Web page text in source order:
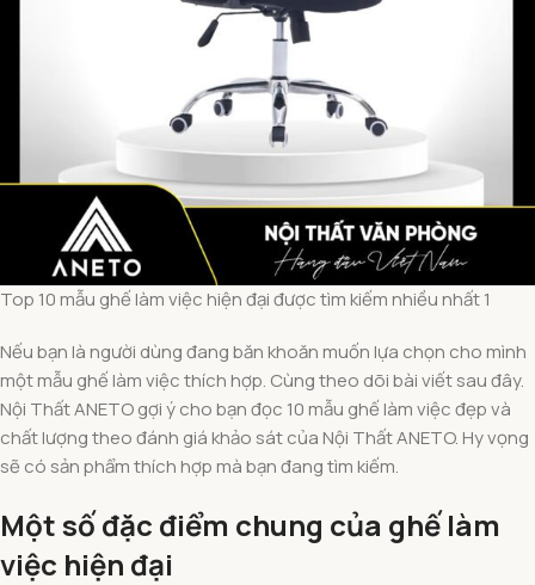
Top 10 mẫu ghế làm việc hiện đại được tìm kiếm nhiều nhất 1
Nếu bạn là người dùng đang băn khoăn muốn lựa chọn cho mình
một mẫu ghế làm việc thích hợp. Cùng theo dõi bài viết sau đây.
Nội Thất ANETO gợi ý cho bạn đọc 10 mẫu ghế làm việc đẹp và
chất lượng theo đánh giá khảo sát của Nội Thất ANETO. Hy vọng
sẽ có sản phẩm thích hợp mà bạn đang tìm kiếm.
Một số đặc điểm chung của ghế làm
việc hiện đại